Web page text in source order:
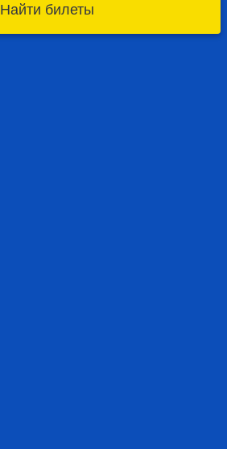
Найти билеты